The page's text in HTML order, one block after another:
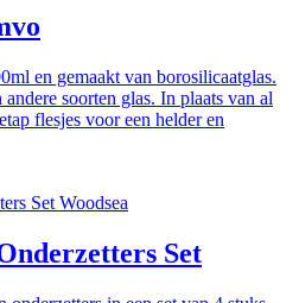
en gemaakt van borosilicaatglas.
soorten glas. In plaats van al
flesjes voor een helder en
Woodsea
Set